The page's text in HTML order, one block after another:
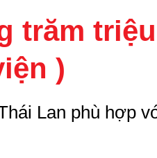
trăm
)
Lan phù hợp